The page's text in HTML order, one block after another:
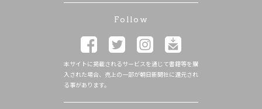
Follow
本サイトに掲載されるサービスを通じて書籍等を購
入された場合、売上の一部が朝日新聞社に還元され
る事があります。